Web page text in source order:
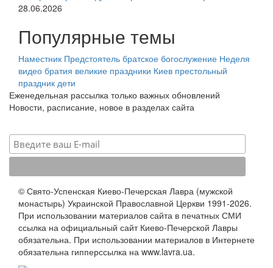
28.06.2026
Популярные темы
Наместник Предстоятель братское богослужение Неделя
видео братия великие праздники Киев престольный
праздник дети
Еженедельная рассылка только важных обновлений
Новости, расписание, новое в разделах сайта
© Свято-Успенская Киево-Печерская Лавра (мужской
монастырь) Украинской Православной Церкви 1991-2026.
При использовании материалов сайта в печатных СМИ
ссылка на официальный сайт Киево-Печерской Лавры
обязательна. При использовании материалов в Интернете
обязательна гипперссылка на www.lavra.ua.